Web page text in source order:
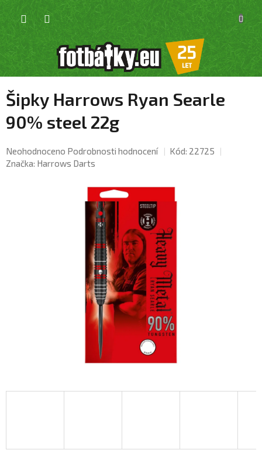
Přejít
obsah
KOŠÍK
Šipky Harrows Ryan Searle
90% steel 22g
Průměrné
hodnocení
Neohodnoceno Podrobnosti hodnocení Kód: 22725
Značka: Harrows Darts